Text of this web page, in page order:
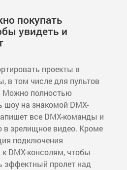
покупать
увидеть и
проекты в
в том числе для пультов
Можно полностью
шоу на знакомой DMX-
все DMX-команды и
в зрелищное видео. Кроме
подключения
DMX-консолям, чтобы
эффектный пролет над